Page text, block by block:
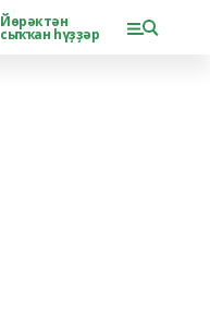
Йөрәктән
сыҡҡан һүҙҙәр